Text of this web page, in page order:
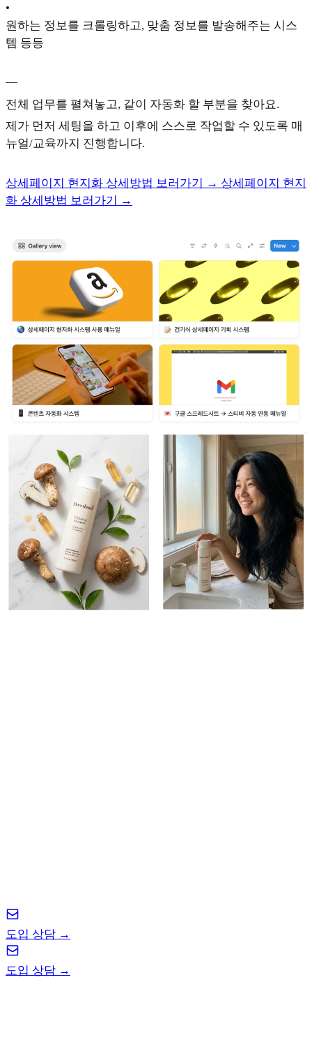
•
원하는 정보를 크롤링하고, 맞춤 정보를 발송해주는 시스
템 등등
—
전체 업무를 펼쳐놓고, 같이 자동화 할 부분을 찾아요.
제가 먼저 세팅을 하고 이후에 스스로 작업할 수 있도록 매
뉴얼/교육까지 진행합니다.
상세페이지 현지화 상세방법 보러가기 → 상세페이지 현지
화 상세방법 보러가기 →
도입 상담 →
도입 상담 →